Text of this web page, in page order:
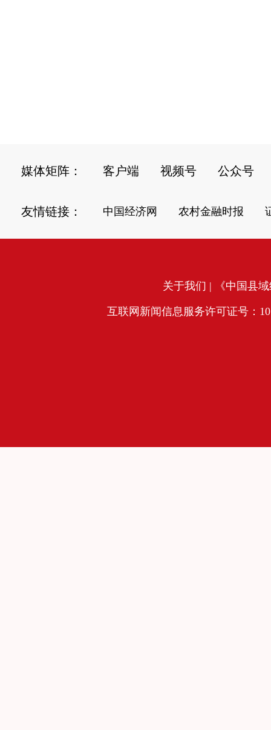
媒体矩阵： 客户端 视频号 公众号
友情链接： 中国经济网 农村金融时报
关于我们 | 《中国县
互联网新闻信息服务许可证号：